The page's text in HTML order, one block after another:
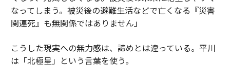
なってしまう。被災後の避難生活などで亡くなる『災害
関連死』も無関係ではありません」
こうした現実への無力感は、諦めとは違っている。平川
は「北極星」という言葉を使う。